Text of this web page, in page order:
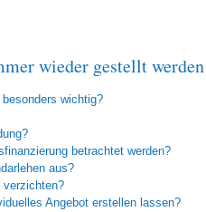
wieder gestellt werden
wichtig?
betrachtet werden?
aus?
verzichten?
Angebot erstellen lassen?